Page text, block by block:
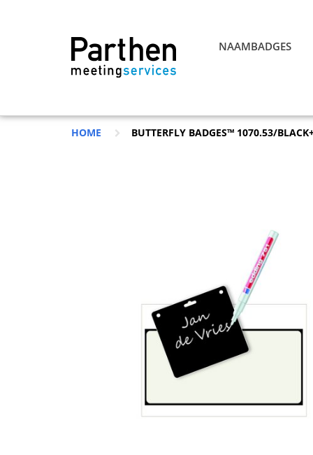
NAAMBADGES
HOME BUTTERFLY BADGES™ 1070.53/